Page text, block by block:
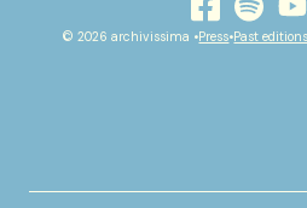
facebook
spotify
© 2026 archivissima •Press•Past editions